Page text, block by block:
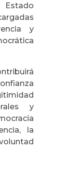
Estado
y
y
la